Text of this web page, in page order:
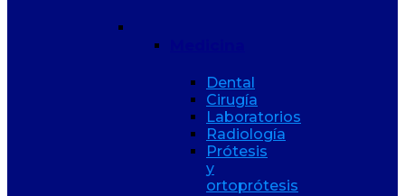
Dental
Cirugía
Laboratorios
Radiología
Prótesis
y
ortoprótesis